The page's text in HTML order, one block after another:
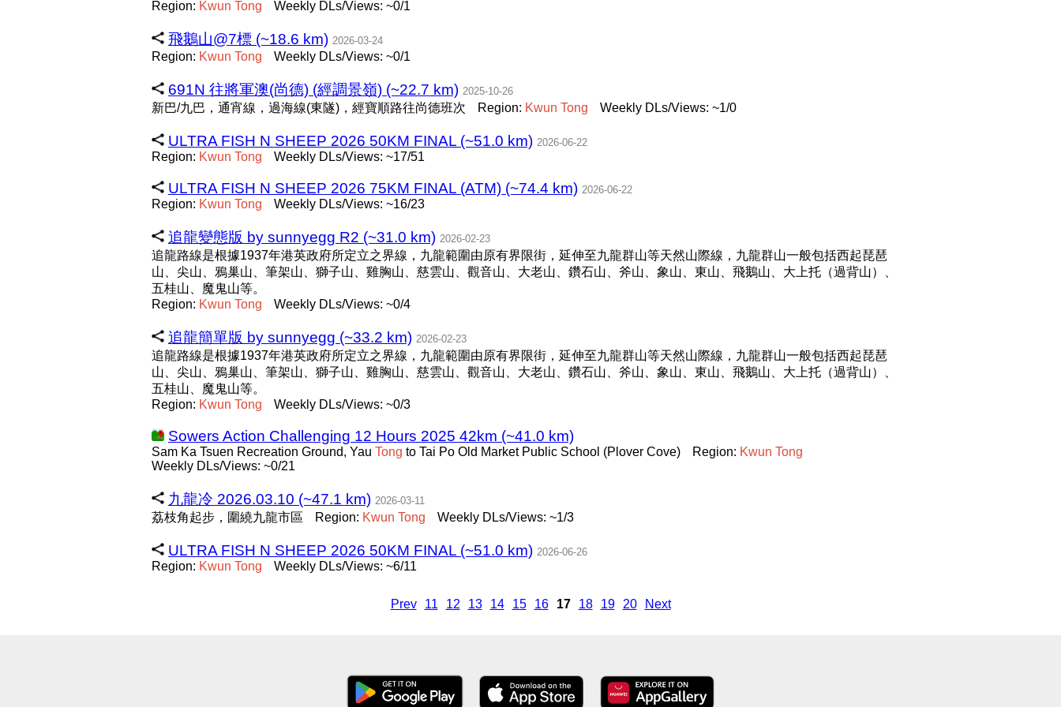
Region: Kwun Tong Weekly DLs/Views: ~0/1
飛鵝山@7標 (~18.6 km) 2026-03-24
Region: Kwun Tong Weekly DLs/Views: ~0/1
691N 往將軍澳(尚德) (經調景嶺) (~22.7 km) 2025-10-26
新巴/九巴，通宵線，過海線(東隧)，經寶順路往尚德班次 Region: Kwun Tong Weekly DLs/Views: ~1/0
ULTRA FISH N SHEEP 2026 50KM FINAL (~51.0 km) 2026-06-22
Region: Kwun Tong Weekly DLs/Views: ~17/51
ULTRA FISH N SHEEP 2026 75KM FINAL (ATM) (~74.4 km) 2026-06-22
Region: Kwun Tong Weekly DLs/Views: ~16/23
追龍變態版 by sunnyegg R2 (~31.0 km) 2026-02-23
追龍路線是根據1937年港英政府所定立之界線，九龍範圍由原有界限街，延伸至九龍群山等天然山際線，九龍群山一般包括西起琵琶
山、尖山、鴉巢山、筆架山、獅子山、雞胸山、慈雲山、觀音山、大老山、鑽石山、斧山、象山、東山、飛鵝山、大上托（過背山）、
五桂山、魔鬼山等。
Region: Kwun Tong Weekly DLs/Views: ~0/4
追龍簡單版 by sunnyegg (~33.2 km) 2026-02-23
追龍路線是根據1937年港英政府所定立之界線，九龍範圍由原有界限街，延伸至九龍群山等天然山際線，九龍群山一般包括西起琵琶
山、尖山、鴉巢山、筆架山、獅子山、雞胸山、慈雲山、觀音山、大老山、鑽石山、斧山、象山、東山、飛鵝山、大上托（過背山）、
五桂山、魔鬼山等。
Region: Kwun Tong Weekly DLs/Views: ~0/3
Sowers Action Challenging 12 Hours 2025 42km (~41.0 km)
Sam Ka Tsuen Recreation Ground, Yau Tong to Tai Po Old Market Public School (Plover Cove) Region: Kwun Tong
Weekly DLs/Views: ~0/21
九龍冷 2026.03.10 (~47.1 km) 2026-03-11
荔枝角起步，圍繞九龍市區 Region: Kwun Tong Weekly DLs/Views: ~1/3
ULTRA FISH N SHEEP 2026 50KM FINAL (~51.0 km) 2026-06-26
Region: Kwun Tong Weekly DLs/Views: ~6/11
Prev 11 12 13 14 15 16 17 18 19 20 Next